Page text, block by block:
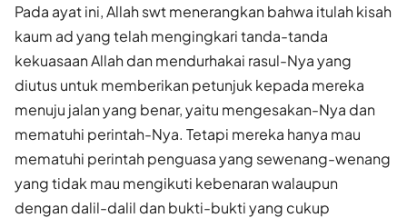
Pada ayat ini, Allah swt menerangkan bahwa itulah kisah
kaum ad yang telah mengingkari tanda-tanda
kekuasaan Allah dan mendurhakai rasul-Nya yang
diutus untuk memberikan petunjuk kepada mereka
menuju jalan yang benar, yaitu mengesakan-Nya dan
mematuhi perintah-Nya. Tetapi mereka hanya mau
mematuhi perintah penguasa yang sewenang-wenang
yang tidak mau mengikuti kebenaran walaupun
dengan dalil-dalil dan bukti-bukti yang cukup